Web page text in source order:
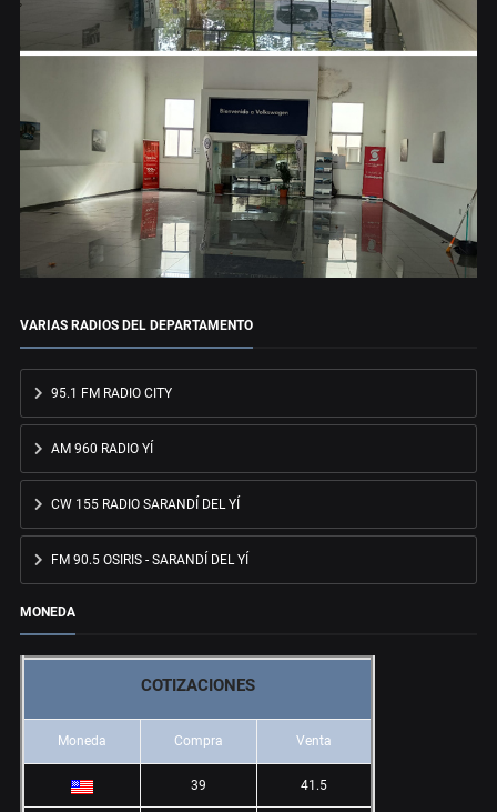
VARIAS RADIOS DEL DEPARTAMENTO
95.1 FM RADIO CITY
AM 960 RADIO YÍ
CW 155 RADIO SARANDÍ DEL YÍ
FM 90.5 OSIRIS - SARANDÍ DEL YÍ
MONEDA
COTIZACIONES
Moneda Compra Venta
39 41.5